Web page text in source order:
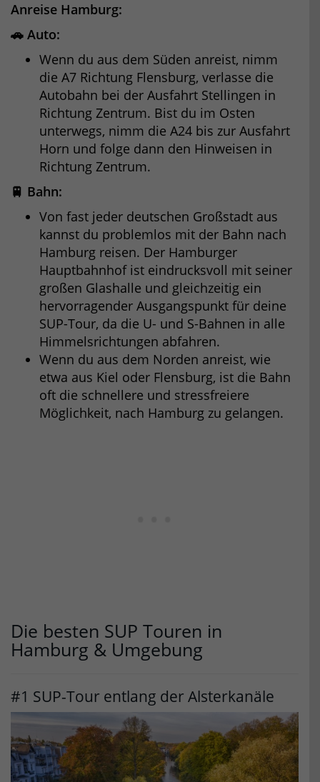
Anreise Hamburg:
🚗 Auto:
Wenn du aus dem Süden anreist, nimm
die A7 Richtung Flensburg, verlasse die
Autobahn bei der Ausfahrt Stellingen in
Richtung Zentrum. Bist du im Osten
unterwegs, nimm die A24 bis zur Ausfahrt
Horn und folge dann den Hinweisen in
Richtung Zentrum.
🚆 Bahn:
Von fast jeder deutschen Großstadt aus
kannst du problemlos mit der Bahn nach
Hamburg reisen. Der Hamburger
Hauptbahnhof ist eindrucksvoll mit seiner
großen Glashalle und gleichzeitig ein
hervorragender Ausgangspunkt für deine
SUP-Tour, da die U- und S-Bahnen in alle
Himmelsrichtungen abfahren.
Wenn du aus dem Norden anreist, wie
etwa aus Kiel oder Flensburg, ist die Bahn
oft die schnellere und stressfreiere
Möglichkeit, nach Hamburg zu gelangen.
Die besten SUP Touren in
Hamburg & Umgebung
#1 SUP-Tour entlang der Alsterkanäle